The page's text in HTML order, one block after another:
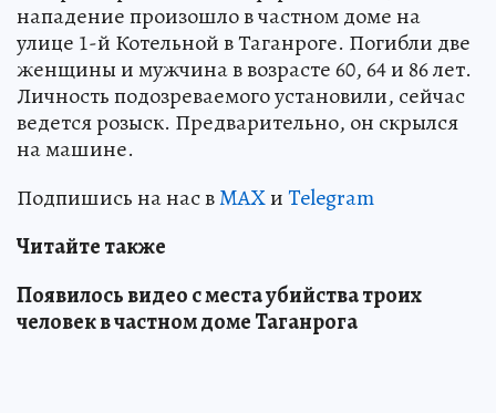
нападение произошло в частном доме на
улице 1-й Котельной в Таганроге. Погибли две
женщины и мужчина в возрасте 60, 64 и 86 лет.
Личность подозреваемого установили, сейчас
ведется розыск. Предварительно, он скрылся
на машине.
Подпишись на нас вMAXиTelegram
Читайте также
Появилось видео с места убийства троих
человек в частном доме Таганрога